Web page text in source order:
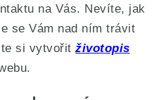
na Vás. Nevíte, jak
se Vám nad ním trávit
si vytvořitživotopis